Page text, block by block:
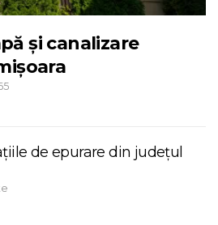
și canalizare
de epurare din județul